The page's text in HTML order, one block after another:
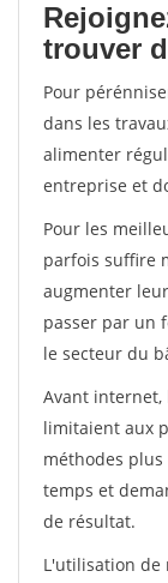
trouver
Pour
dans les
alimenter
entreprise et
Pour les
parfois suffire
augmenter
passer par un
le secteur du
Avant internet,
limitaient aux
méthodes
temps et
de résultat.
L'utilisation de